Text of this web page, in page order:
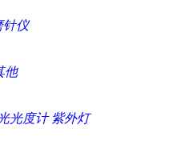
针仪
他
光度计 紫外灯